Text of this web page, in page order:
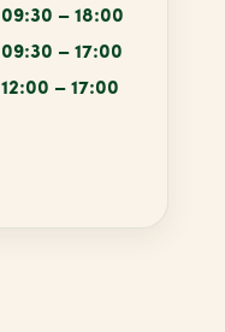
09:30 – 18:00
09:30 – 17:00
12:00 – 17:00